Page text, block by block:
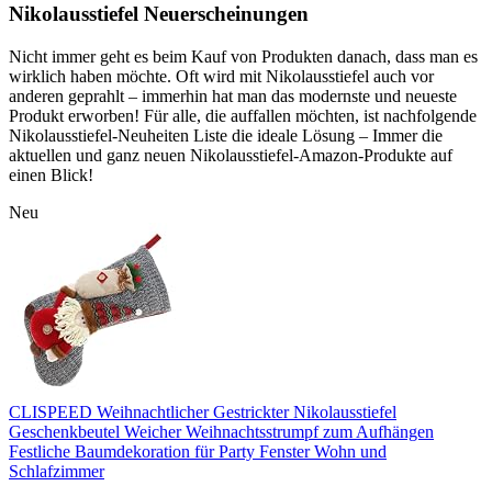
Nikolausstiefel Neuerscheinungen
Nicht immer geht es beim Kauf von Produkten danach, dass man es
wirklich haben möchte. Oft wird mit Nikolausstiefel auch vor
anderen geprahlt – immerhin hat man das modernste und neueste
Produkt erworben! Für alle, die auffallen möchten, ist nachfolgende
Nikolausstiefel-Neuheiten Liste die ideale Lösung – Immer die
aktuellen und ganz neuen Nikolausstiefel-Amazon-Produkte auf
einen Blick!
Neu
CLISPEED Weihnachtlicher Gestrickter Nikolausstiefel
Geschenkbeutel Weicher Weihnachtsstrumpf zum Aufhängen
Festliche Baumdekoration für Party Fenster Wohn und
Schlafzimmer